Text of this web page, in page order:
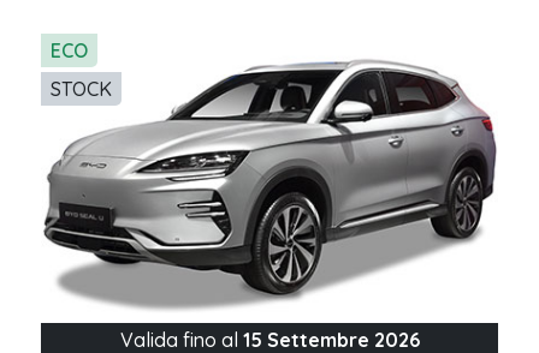
ECO
STOCK
Valida fino al 15 Settembre 2026